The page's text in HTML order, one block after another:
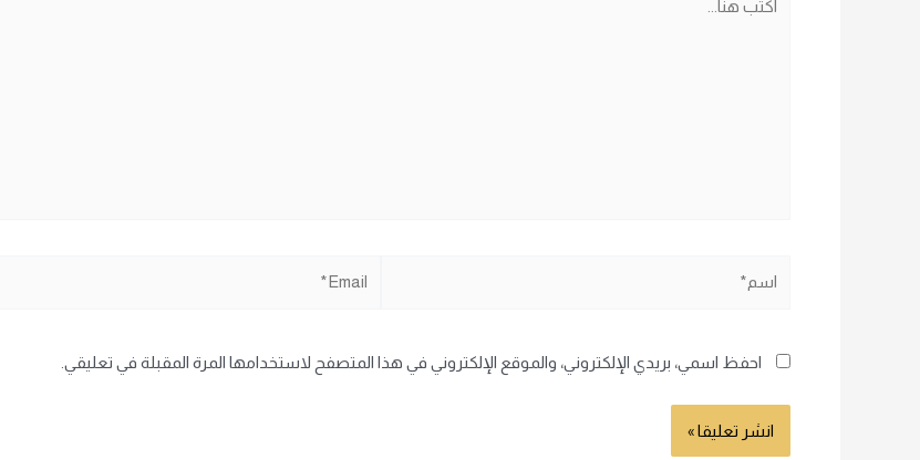
هنا...
احفظ اسمي، بريدي الإلكتروني، والموقع الإلكتروني في هذا المتصفح لاستخدامها المرة المقبلة في تعليقي.